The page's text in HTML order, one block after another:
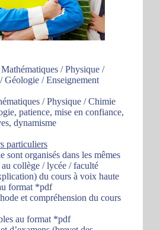
/ Physique /
/ Enseignement
/ Physique / Chimie
patience, mise en confiance,
dynamisme
particuliers
sont organisés dans les mêmes
collège / lycée / faculté
du cours à voix haute
format *pdf
et compréhension du cours
au format *pdf